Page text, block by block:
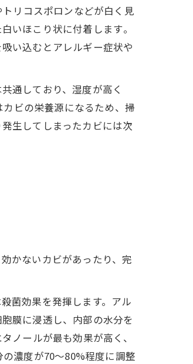
リコスポロンなどが白く見
いほこり状に付着します​。
い込むとアレルギー症状や
通しており、湿度が高く
ビの栄養源になるため、掃
生してしまったカビには次
かないカビがあったり、完
菌効果を発揮します。アル
膜に浸透し、内部の水分を
ノールが最も効果が高く、
濃度が70〜80%程度に調整